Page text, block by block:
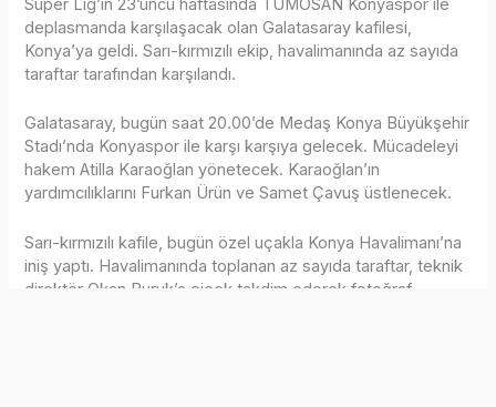
Süper Lig’in 23’üncü haftasında TÜMOSAN Konyaspor ile
deplasmanda karşılaşacak olan Galatasaray kafilesi,
Konya’ya geldi. Sarı-kırmızılı ekip, havalimanında az sayıda
taraftar tarafından karşılandı.
Galatasaray, bugün saat 20.00’de Medaş Konya Büyükşehir
Stadı’nda Konyaspor ile karşı karşıya gelecek. Mücadeleyi
hakem Atilla Karaoğlan yönetecek. Karaoğlan’ın
yardımcılıklarını Furkan Ürün ve Samet Çavuş üstlenecek.
Sarı-kırmızılı kafile, bugün özel uçakla Konya Havalimanı’na
iniş yaptı. Havalimanında toplanan az sayıda taraftar, teknik
direktör Okan Buruk’a çiçek takdim ederek fotoğraf